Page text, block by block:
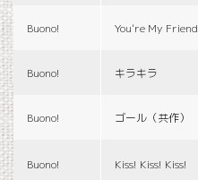
Buono! You're My Friend
Buono! キラキラ
Buono! ゴール（共作）
Buono! Kiss! Kiss! Kiss!